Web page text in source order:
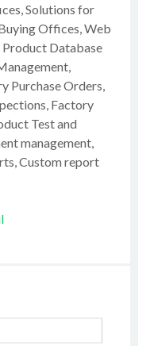
Solutions for
Offices, Web
Product Database
Purchase Orders,
Factory
Test and
management,
Custom report